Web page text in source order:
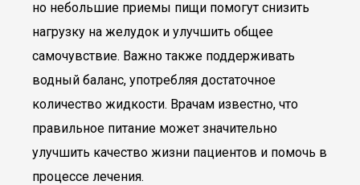
но небольшие приемы пищи помогут снизить
нагрузку на желудок и улучшить общее
самочувствие. Важно также поддерживать
водный баланс, употребляя достаточное
количество жидкости. Врачам известно, что
правильное питание может значительно
улучшить качество жизни пациентов и помочь в
процессе лечения.